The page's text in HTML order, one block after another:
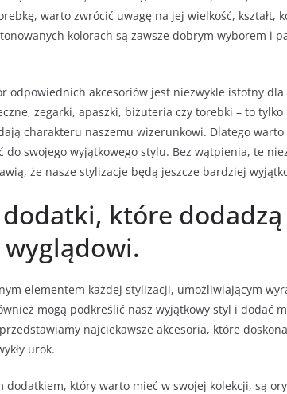
warto zwrócić uwagę na jej wielkość, kształt,
kolorach są zawsze dobrym wyborem i
odpowiednich akcesoriów jest niezwykle istotny
zegarki, apaszki, biżuteria czy torebki – to
charakteru naszemu wizerunkowi. Dlatego
do swojego wyjątkowego stylu. Bez wątpienia, te
że nasze stylizacje będą jeszcze bardziej
które
elementem każdej stylizacji, umożliwiającym
mogą podkreślić nasz wyjątkowy styl i dodać
najciekawsze akcesoria, które
urok.
dodatkiem, który warto mieć w swojej kolekcji, są